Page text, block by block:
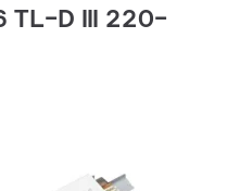
TL-D III 220-